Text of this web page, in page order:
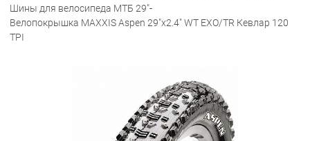
Шины для велосипеда МТБ 29"-
Велопокрышка MAXXIS Aspen 29"x2.4" WT EXO/TR Кевлар 120
TPI